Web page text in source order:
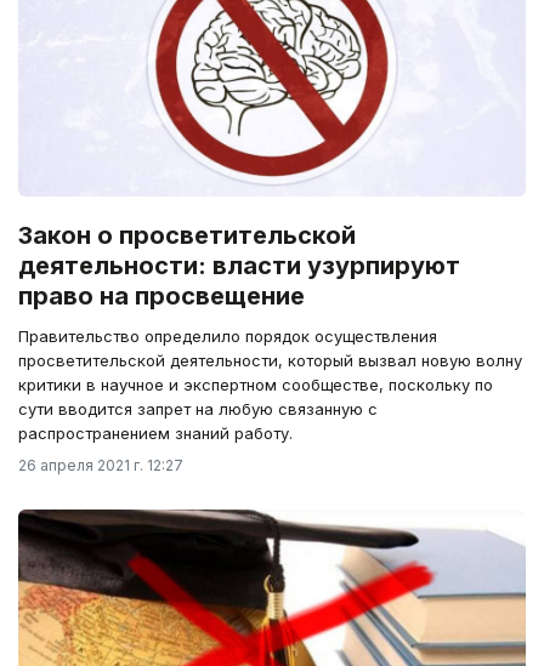
Закон о просветительской
деятельности: власти узурпируют
право на просвещение
Правительство определило порядок осуществления
просветительской деятельности, который вызвал новую волну
критики в научное и экспертном сообществе, поскольку по
сути вводится запрет на любую связанную с
распространением знаний работу.
26 апреля 2021 г. 12:27